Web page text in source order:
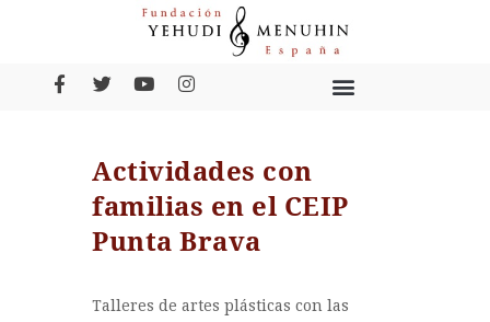
Actividades con
familias en el CEIP
Punta Brava
Talleres de artes plásticas con las